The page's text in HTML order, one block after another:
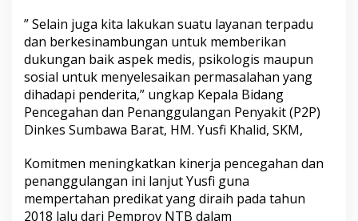
” Selain juga kita lakukan suatu layanan terpadu
dan berkesinambungan untuk memberikan
dukungan baik aspek medis, psikologis maupun
sosial untuk menyelesaikan permasalahan yang
dihadapi penderita,” ungkap Kepala Bidang
Pencegahan dan Penanggulangan Penyakit (P2P)
Dinkes Sumbawa Barat, HM. Yusfi Khalid, SKM,
Komitmen meningkatkan kinerja pencegahan dan
penanggulangan ini lanjut Yusfi guna
mempertahan predikat yang diraih pada tahun
2018 lalu dari Pemprov NTB dalam